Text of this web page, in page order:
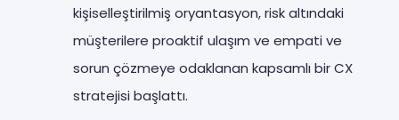
kişiselleştirilmiş oryantasyon, risk altındaki
müşterilere proaktif ulaşım ve empati ve
sorun çözmeye odaklanan kapsamlı bir CX
stratejisi başlattı.